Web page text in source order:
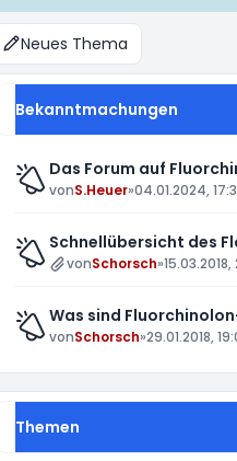
Neues Thema
Bekanntmachungen
Das Forum auf
vonS.Heuer»04.01.2024,
Schnellübersicht des
vonSchorsch»15.03.2018,
Was sind
vonSchorsch»29.01.2018,
Themen